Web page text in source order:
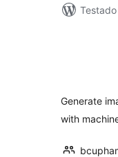
Generate
with